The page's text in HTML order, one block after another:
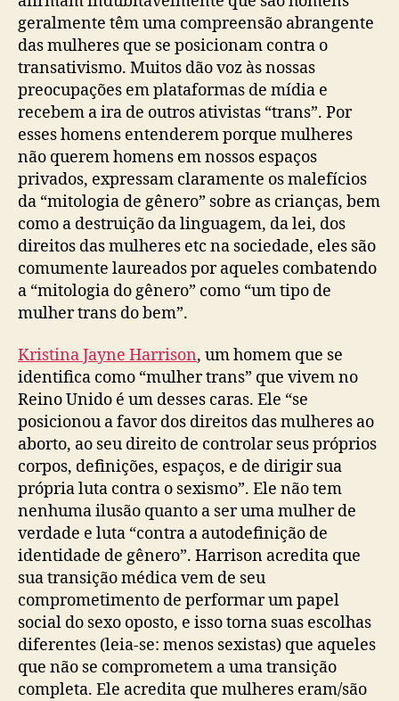
geralmente têm uma compreensão abrangente
das mulheres que se posicionam contra o
transativismo. Muitos dão voz às nossas
preocupações em plataformas de mídia e
recebem a ira de outros ativistas “trans”. Por
esses homens entenderem porque mulheres
não querem homens em nossos espaços
privados, expressam claramente os malefícios
da “mitologia de gênero” sobre as crianças, bem
como a destruição da linguagem, da lei, dos
direitos das mulheres etc na sociedade, eles são
comumente laureados por aqueles combatendo
a “mitologia do gênero” como “um tipo de
mulher trans do bem”.
Kristina Jayne Harrison, um homem que se
identifica como “mulher trans” que vivem no
Reino Unido é um desses caras. Ele “se
posicionou a favor dos direitos das mulheres ao
aborto, ao seu direito de controlar seus próprios
corpos, definições, espaços, e de dirigir sua
própria luta contra o sexismo”. Ele não tem
nenhuma ilusão quanto a ser uma mulher de
verdade e luta “contra a autodefinição de
identidade de gênero”. Harrison acredita que
sua transição médica vem de seu
comprometimento de performar um papel
social do sexo oposto, e isso torna suas escolhas
diferentes (leia-se: menos sexistas) que aqueles
que não se comprometem a uma transição
completa. Ele acredita que mulheres eram/são